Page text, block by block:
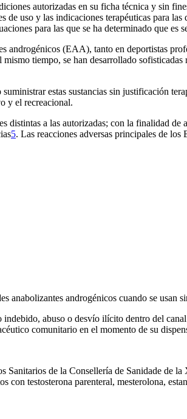
autorizadas en su ficha técnica y sin
uso y las indicaciones terapéuticas para
para las que se ha determinado que es
androgénicos (EAA), tanto en deportistas
mismo tiempo, se han desarrollado
estas sustancias sin justificación
y el recreacional.
distintas a las autorizadas; con la finalidad
5. Las reacciones adversas principales de
anabolizantes androgénicos cuando se usan
abuso o desvío ilícito dentro del
comunitario en el momento de su
de la Consellería de Sanidade de
testosterona parenteral, mesterolona,